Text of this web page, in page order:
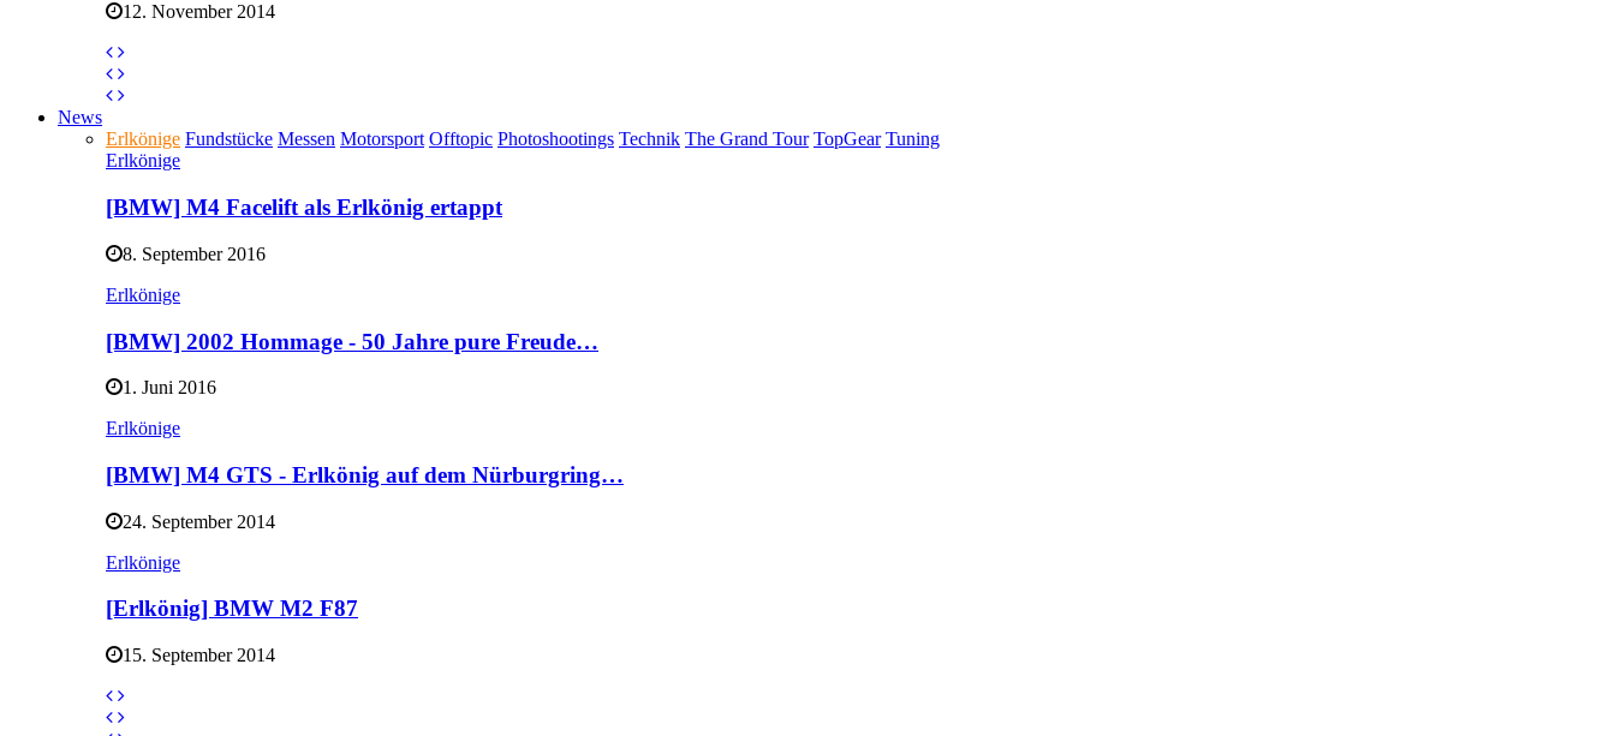
12. November 2014
News
Erlkönige Fundstücke Messen Motorsport Offtopic Photoshootings Technik The Grand Tour TopGear Tuning
Erlkönige
[BMW] M4 Facelift als Erlkönig ertappt
8. September 2016
Erlkönige
[BMW] 2002 Hommage - 50 Jahre pure Freude…
1. Juni 2016
Erlkönige
[BMW] M4 GTS - Erlkönig auf dem Nürburgring…
24. September 2014
Erlkönige
[Erlkönig] BMW M2 F87
15. September 2014